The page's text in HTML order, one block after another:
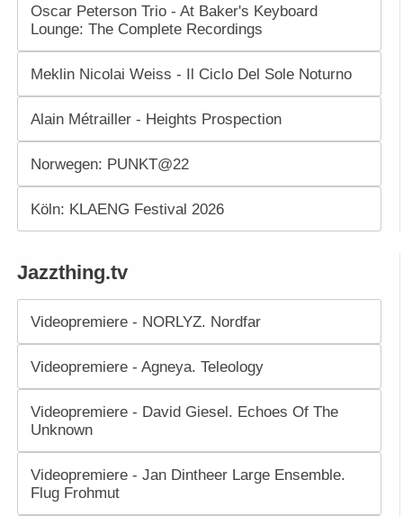
Oscar Peterson Trio - At Baker's Keyboard
Lounge: The Complete Recordings
Meklin Nicolai Weiss - Il Ciclo Del Sole Noturno
Alain Métrailler - Heights Prospection
Norwegen: PUNKT@22
Köln: KLAENG Festival 2026
Jazzthing.tv
Videopremiere - NORLYZ. Nordfar
Videopremiere - Agneya. Teleology
Videopremiere - David Giesel. Echoes Of The
Unknown
Videopremiere - Jan Dintheer Large Ensemble.
Flug Frohmut